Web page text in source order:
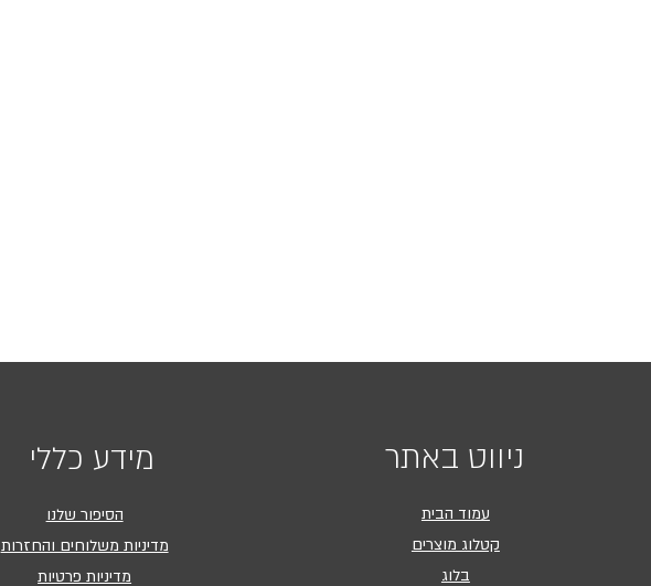
מידע כללי
הסיפור שלנו
מדיניות משלוחים והחזרות
מדיניות פרטיות
ניווט באתר
עמוד הבית
קטלוג מוצרים
בלוג